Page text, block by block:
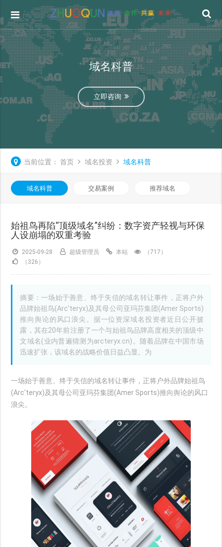
域名科普
立即咨询
当前位置： 首页 域名投资 域名科普
域名科普 交易案例 推荐域名
始祖鸟再陷“顶级域名”纠纷：数字资产轻视与环保
人设崩塌的双重考验
2025-09-28 超级管理员 本站
（717）
（326）
摘要：一场始于善意、终于失信的域名转让事件，正将户外
品牌始祖鸟(Arc'teryx)及其母公司亚玛芬集团(Amer Sports)
推向舆论的风口浪尖。据一位资深域名投资者近日公开披
露，其在20年前注册了一个与始祖鸟品牌高度相关的顶级中
文域名(业内普遍猜测为arcteryx.cn)。随着品牌在中国市场
迅速扩张，该域名的战略价值日益凸显。为
一场始于善意、终于失信的域名转让事件，正将户外品牌始祖鸟
(Arc'teryx)及其母公司亚玛芬集团(Amer Sports)推向舆论的风口
浪尖。